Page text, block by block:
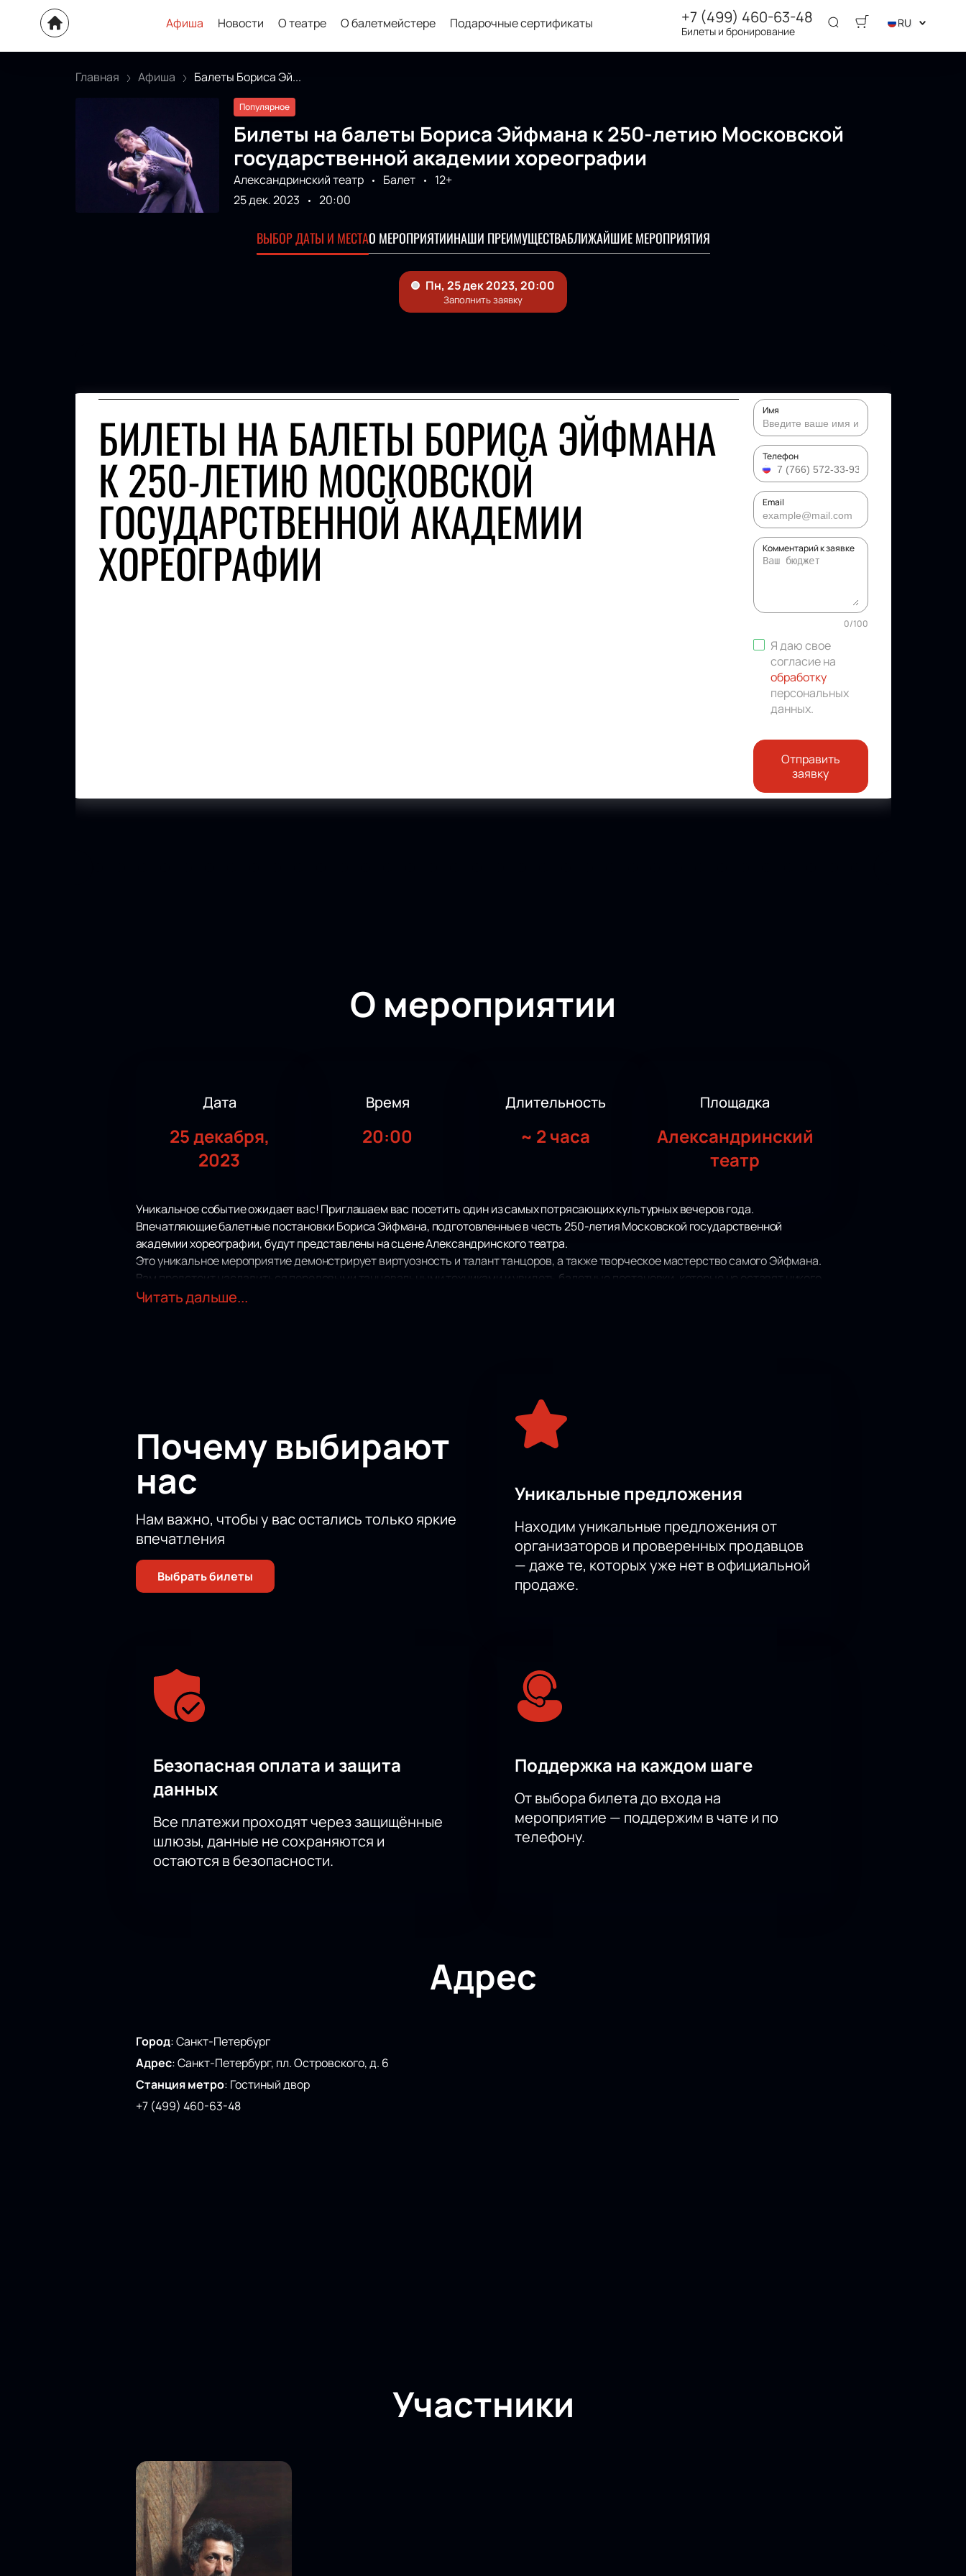
Афиша Новости О театре О балетмейстере Подарочные сертификаты +7 (499) 460-63-48
Билеты и бронирование
RU
Главная Афиша Балеты Бориса Эй...
Популярное
Билеты на балеты Бориса Эйфмана к 250-летию Московской
государственной академии хореографии
Александринский театр Балет
12+
25 дек. 2023
20:00
ВЫБОР ДАТЫ И МЕСТАО МЕРОПРИЯТИИНАШИ ПРЕИМУЩЕСТВАБЛИЖАЙШИЕ МЕРОПРИЯТИЯ
БИЛЕТЫ НА БАЛЕТЫ БОРИСА ЭЙФМАНА
К 250-ЛЕТИЮ МОСКОВСКОЙ
ГОСУДАРСТВЕННОЙ АКАДЕМИИ
ХОРЕОГРАФИИ
Имя
Телефон
Email
Комментарий к заявке
0/100
Я даю свое
согласие на
обработку
персональных
данных.
Отправить
заявку
О мероприятии
Дата
25 декабря,
2023
Время
20:00
Длительность
~ 2 часа
Площадка
Александринский
театр
Уникальное событие ожидает вас! Приглашаем вас посетить один из самых потрясающих культурных вечеров года.
Впечатляющие балетные постановки Бориса Эйфмана, подготовленные в честь 250-летия Московской государственной
академии хореографии, будут представлены на сцене Александринского театра.
Это уникальное мероприятие демонстрирует виртуозность и талант танцоров, а также творческое мастерство самого Эйфмана.
Вам предстоит насладиться передовыми танцевальными техниками и увидеть балетные постановки, которые не оставят никого
равнодушными.
Читать дальше...
Почему выбирают
нас
Нам важно, чтобы у вас остались только яркие
впечатления
Выбрать билеты
Уникальные предложения
Находим уникальные предложения от
организаторов и проверенных продавцов
— даже те, которых уже нет в официальной
продаже.
Безопасная оплата и защита
данных
Все платежи проходят через защищённые
шлюзы, данные не сохраняются и
остаются в безопасности.
Поддержка на каждом шаге
От выбора билета до входа на
мероприятие — поддержим в чате и по
телефону.
Адрес
Город:Санкт-Петербург
Адрес:Санкт-Петербург, пл. Островского, д. 6
Станция метро: Гостиный двор
+7 (499) 460-63-48
Участники